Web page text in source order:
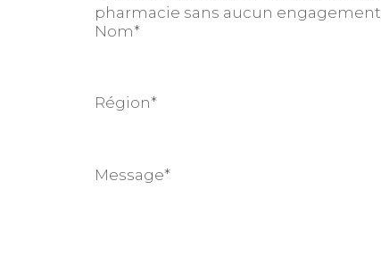
pharmacie sans aucun engagement.
Nom*
Région*
Message*